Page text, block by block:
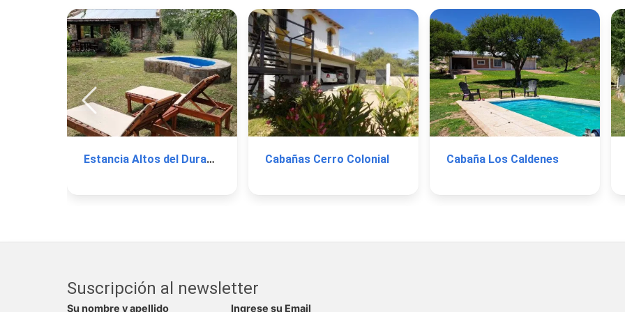
Estancia Altos del Durazno Cabañas Cerro Colonial Cabaña Los Caldenes
Suscripción al newsletter
Su nombre y apellido Ingrese su Email